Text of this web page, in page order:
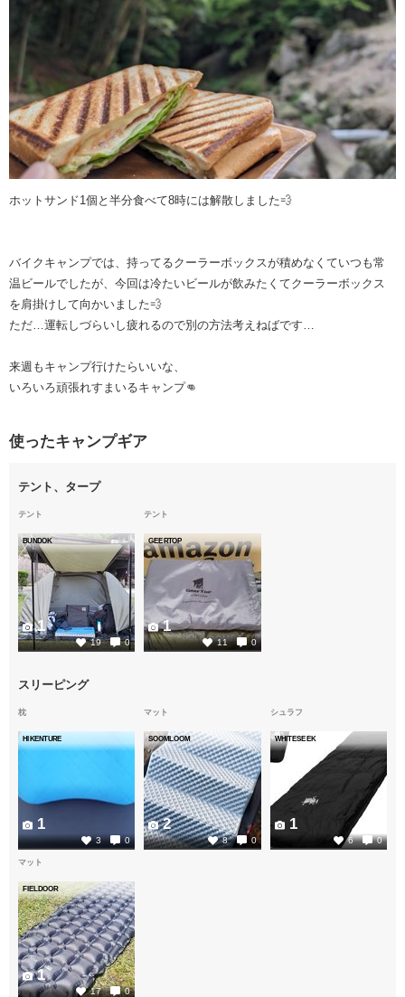
ホットサンド1個と半分食べて8時には解散しました💨
バイクキャンプでは、持ってるクーラーボックスが積めなくていつも常
温ビールでしたが、今回は冷たいビールが飲みたくてクーラーボックス
を肩掛けして向かいました💨
ただ…運転しづらいし疲れるので別の方法考えねばです…
来週もキャンプ行けたらいいな、
いろいろ頑張れすまいるキャンプ👊
使ったキャンプギア
テント、タープ
テント
BUNDOK
19 0
1
テント
GEERTOP
11 0
1
スリーピング
枕
HIKENTURE
3 0
1
マット
SOOMLOOM
8 0
2
シュラフ
WHITESEEK
6 0
1
マット
FIELDOOR
17 0
1